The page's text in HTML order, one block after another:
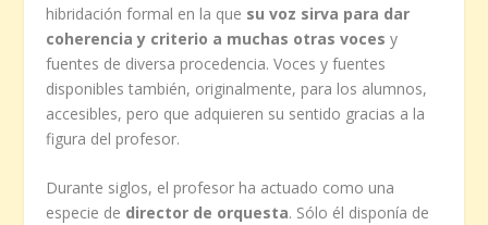
hibridación formal en la que su voz sirva para dar
coherencia y criterio a muchas otras voces y
fuentes de diversa procedencia. Voces y fuentes
disponibles también, originalmente, para los alumnos,
accesibles, pero que adquieren su sentido gracias a la
figura del profesor.
Durante siglos, el profesor ha actuado como una
especie de director de orquesta. Sólo él disponía de